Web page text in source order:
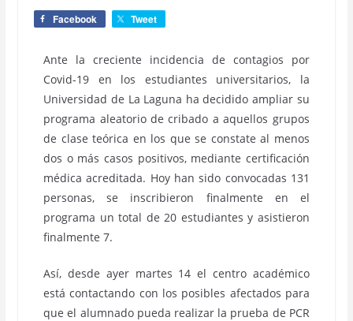
Facebook Tweet
Ante la creciente incidencia de contagios por
Covid-19 en los estudiantes universitarios, la
Universidad de La Laguna ha decidido ampliar su
programa aleatorio de cribado a aquellos grupos
de clase teórica en los que se constate al menos
dos o más casos positivos, mediante certificación
médica acreditada. Hoy han sido convocadas 131
personas, se inscribieron finalmente en el
programa un total de 20 estudiantes y asistieron
finalmente 7.
Así, desde ayer martes 14 el centro académico
está contactando con los posibles afectados para
que el alumnado pueda realizar la prueba de PCR